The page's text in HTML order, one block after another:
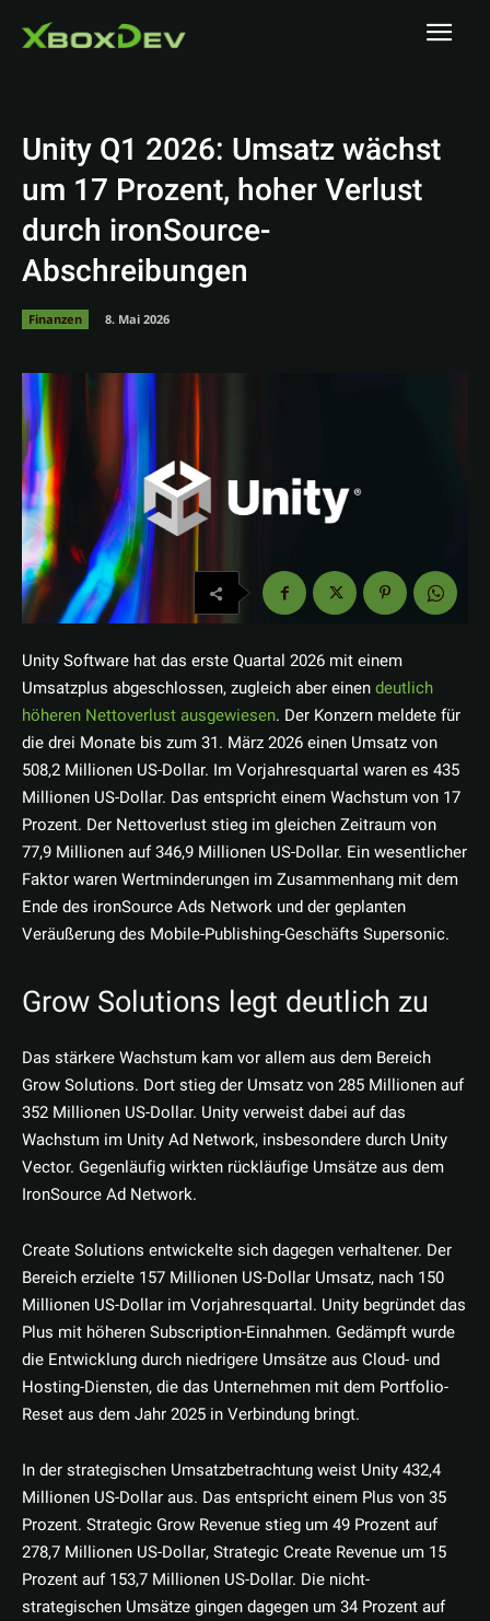
Unity Q1 2026: Umsatz wächst
um 17 Prozent, hoher Verlust
durch ironSource-
Abschreibungen
Finanzen 8. Mai 2026
Unity Software hat das erste Quartal 2026 mit einem
Umsatzplus abgeschlossen, zugleich aber einendeutlich
höheren Nettoverlust ausgewiesen. Der Konzern meldete für
die drei Monate bis zum 31. März 2026 einen Umsatz von
508,2 Millionen US-Dollar. Im Vorjahresquartal waren es 435
Millionen US-Dollar. Das entspricht einem Wachstum von 17
Prozent. Der Nettoverlust stieg im gleichen Zeitraum von
77,9 Millionen auf 346,9 Millionen US-Dollar. Ein wesentlicher
Faktor waren Wertminderungen im Zusammenhang mit dem
Ende des ironSource Ads Network und der geplanten
Veräußerung des Mobile-Publishing-Geschäfts Supersonic.
Grow Solutions legt deutlich zu
Das stärkere Wachstum kam vor allem aus dem Bereich
Grow Solutions. Dort stieg der Umsatz von 285 Millionen auf
352 Millionen US-Dollar. Unity verweist dabei auf das
Wachstum im Unity Ad Network, insbesondere durch Unity
Vector. Gegenläufig wirkten rückläufige Umsätze aus dem
IronSource Ad Network.
Create Solutions entwickelte sich dagegen verhaltener. Der
Bereich erzielte 157 Millionen US-Dollar Umsatz, nach 150
Millionen US-Dollar im Vorjahresquartal. Unity begründet das
Plus mit höheren Subscription-Einnahmen. Gedämpft wurde
die Entwicklung durch niedrigere Umsätze aus Cloud- und
Hosting-Diensten, die das Unternehmen mit dem Portfolio-
Reset aus dem Jahr 2025 in Verbindung bringt.
In der strategischen Umsatzbetrachtung weist Unity 432,4
Millionen US-Dollar aus. Das entspricht einem Plus von 35
Prozent. Strategic Grow Revenue stieg um 49 Prozent auf
278,7 Millionen US-Dollar, Strategic Create Revenue um 15
Prozent auf 153,7 Millionen US-Dollar. Die nicht-
strategischen Umsätze gingen dagegen um 34 Prozent auf